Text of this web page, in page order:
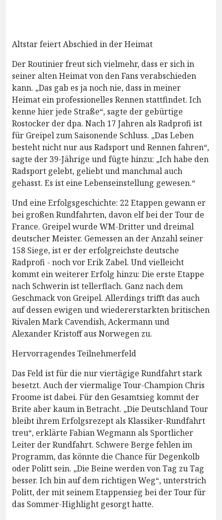
Altstar feiert Abschied in der Heimat
Der Routinier freut sich vielmehr, dass er sich in
seiner alten Heimat von den Fans verabschieden
kann. „Das gab es ja noch nie, dass in meiner
Heimat ein professionelles Rennen stattfindet. Ich
kenne hier jede Straße“, sagte der gebürtige
Rostocker der dpa. Nach 17 Jahren als Radprofi ist
für Greipel zum Saisonende Schluss. „Das Leben
besteht nicht nur aus Radsport und Rennen fahren“,
sagte der 39-Jährige und fügte hinzu: „Ich habe den
Radsport gelebt, geliebt und manchmal auch
gehasst. Es ist eine Lebenseinstellung gewesen.“
Und eine Erfolgsgeschichte: 22 Etappen gewann er
bei großen Rundfahrten, davon elf bei der Tour de
France. Greipel wurde WM-Dritter und dreimal
deutscher Meister. Gemessen an der Anzahl seiner
158 Siege, ist er der erfolgreichste deutsche
Radprofi - noch vor Erik Zabel. Und vielleicht
kommt ein weiterer Erfolg hinzu: Die erste Etappe
nach Schwerin ist tellerflach. Ganz nach dem
Geschmack von Greipel. Allerdings trifft das auch
auf dessen ewigen und wiedererstarkten britischen
Rivalen Mark Cavendish, Ackermann und
Alexander Kristoff aus Norwegen zu.
Hervorragendes Teilnehmerfeld
Das Feld ist für die nur viertägige Rundfahrt stark
besetzt. Auch der viermalige Tour-Champion Chris
Froome ist dabei. Für den Gesamtsieg kommt der
Brite aber kaum in Betracht. „Die Deutschland Tour
bleibt ihrem Erfolgsrezept als Klassiker-Rundfahrt
treu“, erklärte Fabian Wegmann als Sportlicher
Leiter der Rundfahrt. Schwere Berge fehlen im
Programm, das könnte die Chance für Degenkolb
oder Politt sein. „Die Beine werden von Tag zu Tag
besser. Ich bin auf dem richtigen Weg“, unterstrich
Politt, der mit seinem Etappensieg bei der Tour für
das Sommer-Highlight gesorgt hatte.